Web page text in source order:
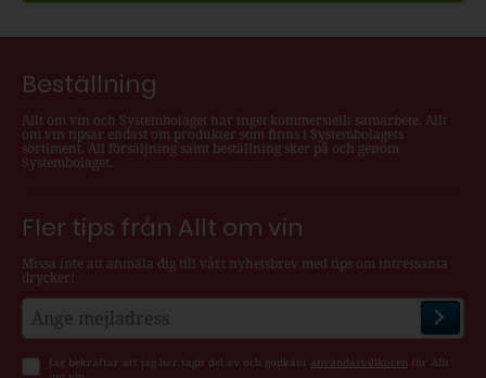
Beställning
Allt om vin och Systembolaget har inget kommersiellt samarbete. Allt
om vin tipsar endast om produkter som finns i Systembolagets
sortiment. All försäljning samt beställning sker på och genom
Systembolaget.
Fler tips från Allt om vin
Missa inte att anmäla dig till vårt nyhetsbrev med tips om intressanta
drycker!
Jag bekräftar att jag har tagit del av och godkänt användarvillkoren för Allt